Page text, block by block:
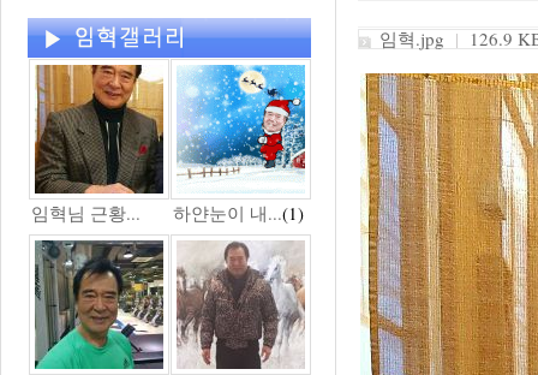
임혁님 근황... 하얀눈이 내...(1)
임혁.jpg | 126.9